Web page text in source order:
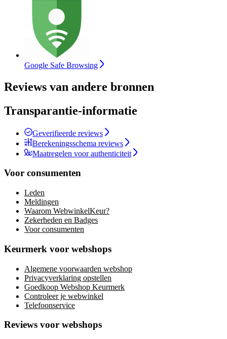
Google Safe Browsing
Reviews van andere bronnen
Transparantie-informatie
Geverifieerde reviews
Berekeningsschema reviews
Maatregelen voor authenticiteit
Voor consumenten
Leden
Meldingen
Waarom WebwinkelKeur?
Zekerheden en Badges
Voor consumenten
Keurmerk voor webshops
Algemene voorwaarden webshop
Privacyverklaring opstellen
Goedkoop Webshop Keurmerk
Controleer je webwinkel
Telefoonservice
Reviews voor webshops